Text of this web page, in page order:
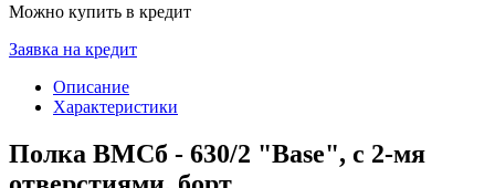
Можно купить в кредит
Заявка на кредит
Описание
Характеристики
Полка ВМСб - 630/2 "Base", с 2-мя